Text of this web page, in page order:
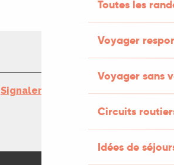
Toutes les
Voyager
Voyager sans
Circuits
Idées de
Signaler une erreur